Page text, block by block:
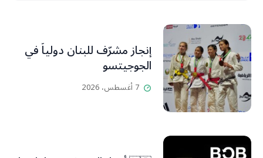
إنجاز مشرّف للبنان دولياً في
الجوجيتسو
7 أغسطس، 2026